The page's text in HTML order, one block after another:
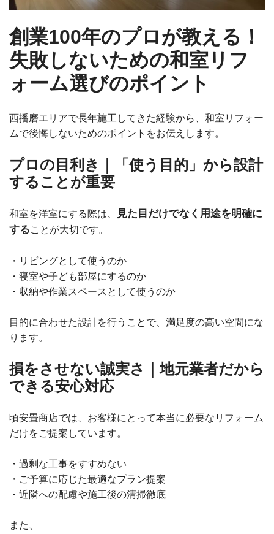
創業100年のプロが教える！
失敗しないための和室リフ
ォーム選びのポイント
西播磨エリアで長年施工してきた経験から、和室リフォー
ムで後悔しないためのポイントをお伝えします。
プロの目利き｜「使う目的」から設計
することが重要
和室を洋室にする際は、
見た目だけでなく用途を明確に
することが大切です。
・リビングとして使うのか
・寝室や子ども部屋にするのか
・収納や作業スペースとして使うのか
目的に合わせた設計を行うことで、満足度の高い空間にな
ります。
損をさせない誠実さ｜地元業者だから
できる安心対応
頃安畳商店では、お客様にとって本当に必要なリフォーム
だけをご提案しています。
・過剰な工事をすすめない
・ご予算に応じた最適なプラン提案
・近隣への配慮や施工後の清掃徹底
また、